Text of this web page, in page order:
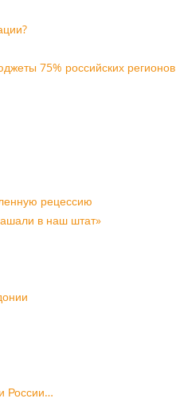
75% российских регионов
рецессию
в наш штат»
России…